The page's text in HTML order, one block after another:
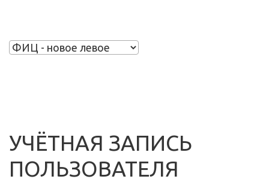
УЧЁТНАЯ ЗАПИСЬ
ПОЛЬЗОВАТЕЛЯ